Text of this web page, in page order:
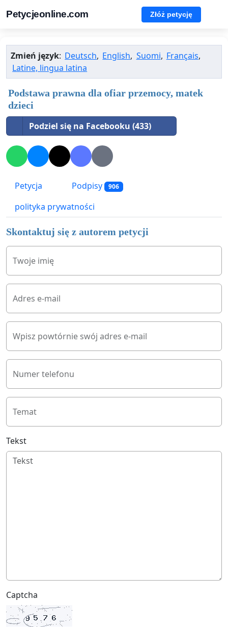
Petycjeonline.com Złóż petycję
Zmień język: Deutsch, English, Suomi, Français,
Latine, lingua latina
Podstawa prawna dla ofiar przemocy, matek
dzieci
Podziel się na Facebooku (433)
Petycja Podpisy 906
polityka prywatności
Skontaktuj się z autorem petycji
Twoje imię
Adres e-mail
Wpisz powtórnie swój adres e-mail
Numer telefonu
Temat
Tekst
Captcha